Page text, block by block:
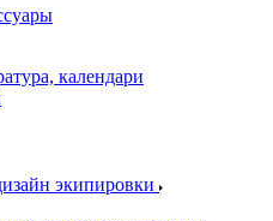
календари
экипировки